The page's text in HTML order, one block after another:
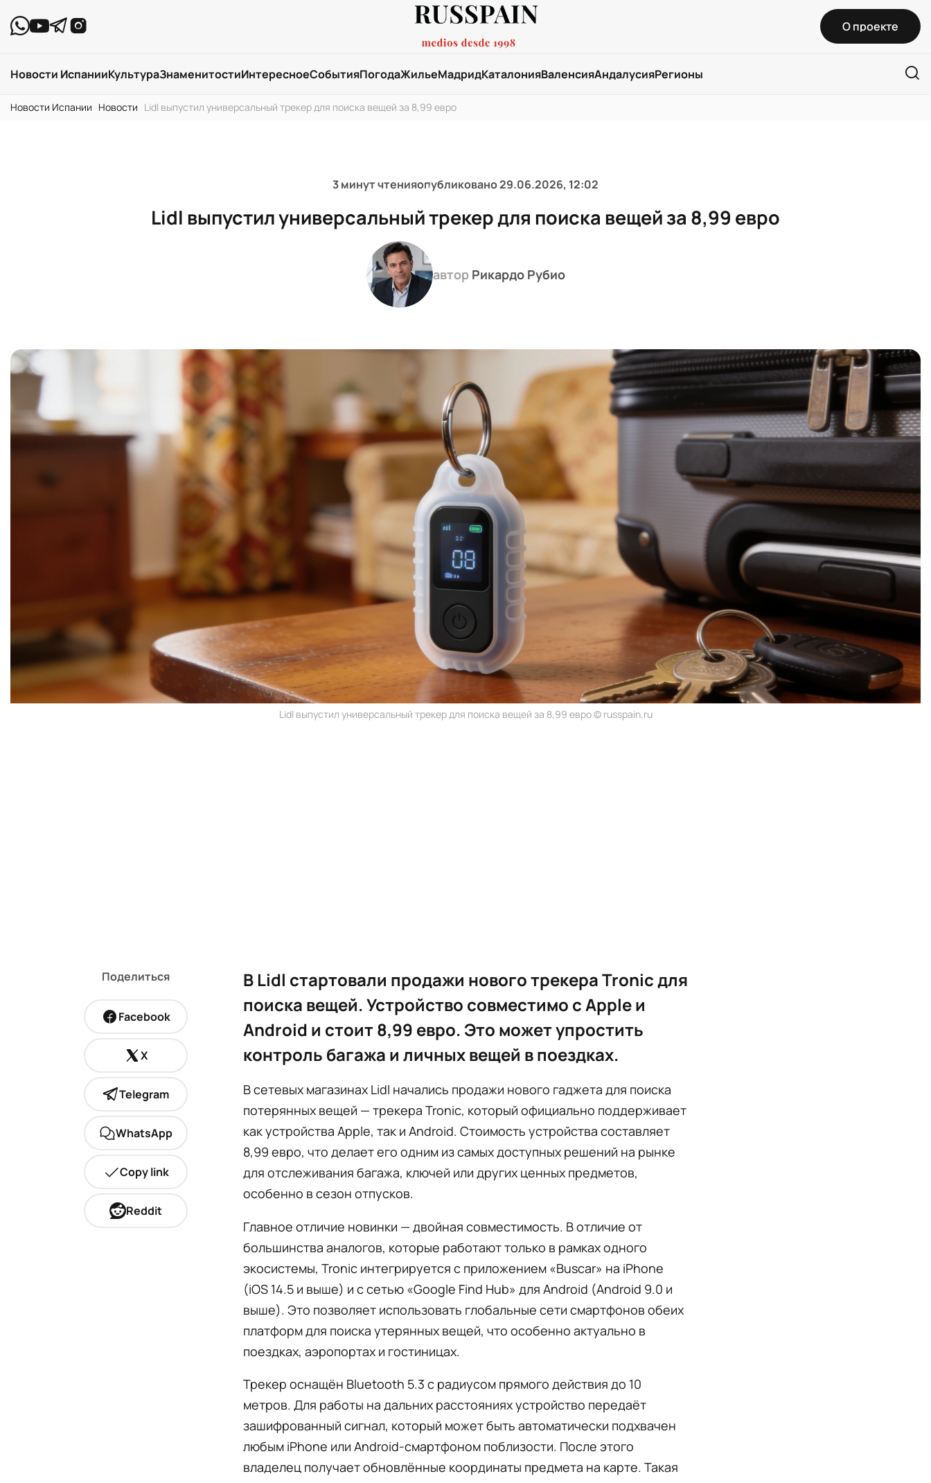
О проекте
Новости ИспанииКультураЗнаменитостиИнтересноеСобытияПогодаЖильеМадридКаталонияВаленсияАндалусияРегионы
Новости Испании Новости Lidl выпустил универсальный трекер для поиска вещей за 8,99 евро
3 минут чтенияопубликовано29.06.2026, 12:02
Lidl выпустил универсальный трекер для поиска вещей за 8,99 евро
автор Рикардо Рубио
Lidl выпустил универсальный трекер для поиска вещей за 8,99 евро © russpain.ru
Поделиться
Facebook
X
Telegram
WhatsApp
Copy link
Reddit
В Lidl стартовали продажи нового трекера Tronic для
поиска вещей. Устройство совместимо с Apple и
Android и стоит 8,99 евро. Это может упростить
контроль багажа и личных вещей в поездках.
В сетевых магазинах Lidl начались продажи нового гаджета для поиска
потерянных вещей — трекера Tronic, который официально поддерживает
как устройства Apple, так и Android. Стоимость устройства составляет
8,99 евро, что делает его одним из самых доступных решений на рынке
для отслеживания багажа, ключей или других ценных предметов,
особенно в сезон отпусков.
Главное отличие новинки — двойная совместимость. В отличие от
большинства аналогов, которые работают только в рамках одного
экосистемы, Tronic интегрируется с приложением «Buscar» на iPhone
(iOS 14.5 и выше) и с сетью «Google Find Hub» для Android (Android 9.0 и
выше). Это позволяет использовать глобальные сети смартфонов обеих
платформ для поиска утерянных вещей, что особенно актуально в
поездках, аэропортах и гостиницах.
Трекер оснащён Bluetooth 5.3 с радиусом прямого действия до 10
метров. Для работы на дальних расстояниях устройство передаёт
зашифрованный сигнал, который может быть автоматически подхвачен
любым iPhone или Android-смартфоном поблизости. После этого
владелец получает обновлённые координаты предмета на карте. Такая